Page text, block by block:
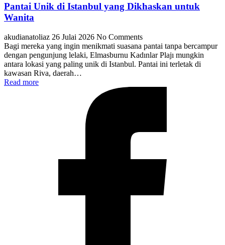
Pantai Unik di Istanbul yang Dikhaskan untuk
Wanita
akudianatoliaz 26 Julai 2026 No Comments
Bagi mereka yang ingin menikmati suasana pantai tanpa bercampur
dengan pengunjung lelaki, Elmasburnu Kadınlar Plajı mungkin
antara lokasi yang paling unik di Istanbul. Pantai ini terletak di
kawasan Riva, daerah…
Read more